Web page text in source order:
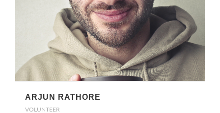
ARJUN RATHORE
VOLUNTEER